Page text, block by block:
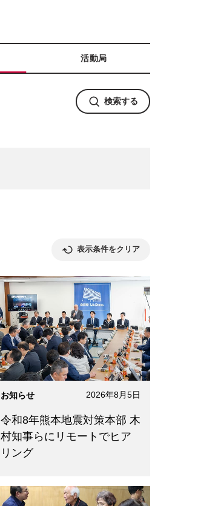
活動局
検索する
表示条件をクリア
お知らせ 2026年8月5日
令和8年熊本地震対策本部 木
村知事らにリモートでヒア
リング